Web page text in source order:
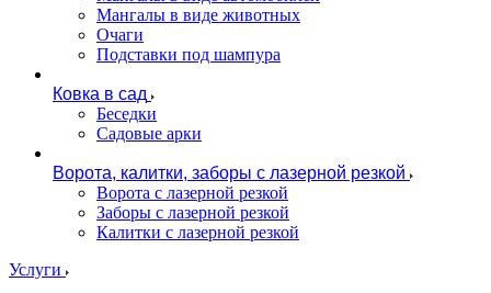
Мангалы в виде животных
Очаги
Подставки под шампура
Ковка в сад
Беседки
Садовые арки
Ворота, калитки, заборы с лазерной резкой
Ворота с лазерной резкой
Заборы с лазерной резкой
Калитки с лазерной резкой
Услуги